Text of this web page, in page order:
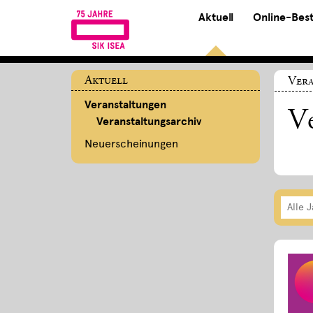
Aktuell Online-
Aktuell
Veranstaltungen
Veranstaltungsarchiv
Neuerscheinungen
Alle